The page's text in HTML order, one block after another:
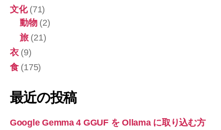
文化(71)
動物(2)
旅(21)
衣(9)
食(175)
最近の投稿
Google Gemma 4 GGUF を Ollama に取り込む方